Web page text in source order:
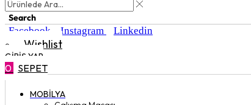
Search
Facebook Instagram Linkedin
0 Wishlist
GIRIŞ YAP
0 SEPET
MOBILYA